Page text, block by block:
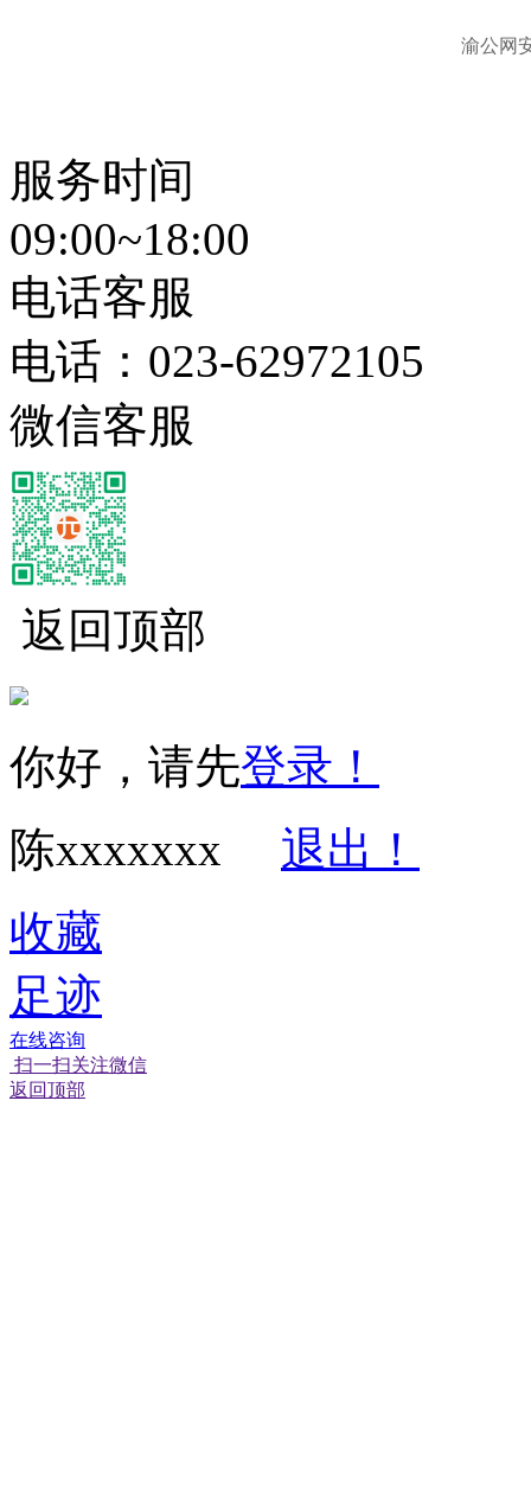
渝公网
服务时间
09:00~18:00
电话客服
电话： 023-62972105
微信客服
返回顶部
你好，请先登录！
陈xxxxxxx
退出！
收藏
足迹
在线咨询
扫一扫关注微信
返回顶部